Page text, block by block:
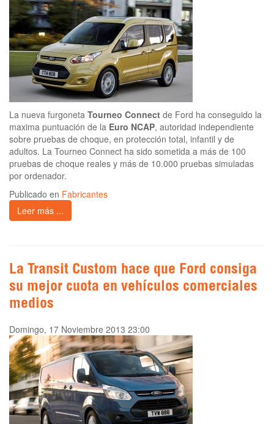
La nueva furgoneta Tourneo Connect de Ford ha conseguido la
maxima puntuación de la Euro NCAP, autoridad independiente
sobre pruebas de choque, en protección total, infantil y de
adultos. La Tourneo Connect ha sido sometida a más de 100
pruebas de choque reales y más de 10.000 pruebas simuladas
por ordenador.
Publicado en Fabricantes
Leer más ...
La Transit Custom hace que Ford consiga
su mejor cuota en vehículos comerciales
medios
Domingo, 17 Noviembre 2013 23:00